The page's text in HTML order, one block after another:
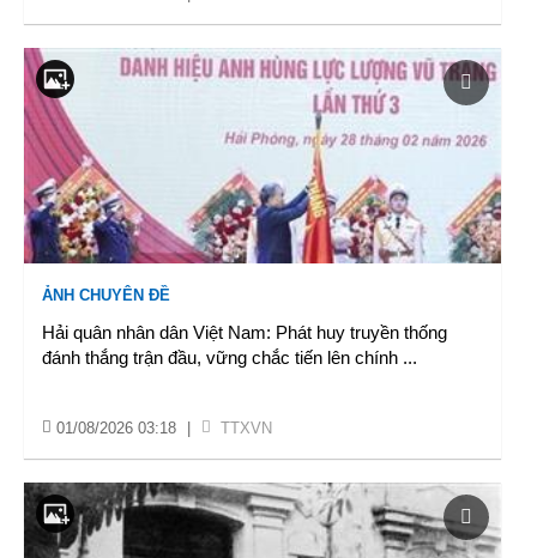
ẢNH CHUYÊN ĐỀ
Hải quân nhân dân Việt Nam: Phát huy truyền thống
đánh thắng trận đầu, vững chắc tiến lên chính ...
01/08/2026 03:18 TTXVN